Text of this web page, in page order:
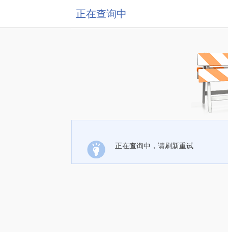
正在查询中
正在查询中，请刷新重试